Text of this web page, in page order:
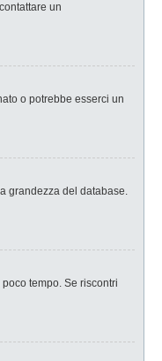
un
o potrebbe esserci un
grandezza del database.
tempo. Se riscontri